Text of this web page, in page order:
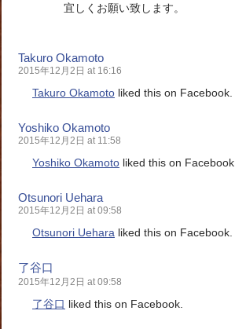
宜しくお願い致します。
Takuro Okamoto
2015年12月2日 at 16:16
Takuro Okamoto liked this on Facebook.
Yoshiko Okamoto
2015年12月2日 at 11:58
Yoshiko Okamoto liked this on Facebook.
Otsunori Uehara
2015年12月2日 at 09:58
Otsunori Uehara liked this on Facebook.
了谷口
2015年12月2日 at 09:58
了谷口 liked this on Facebook.